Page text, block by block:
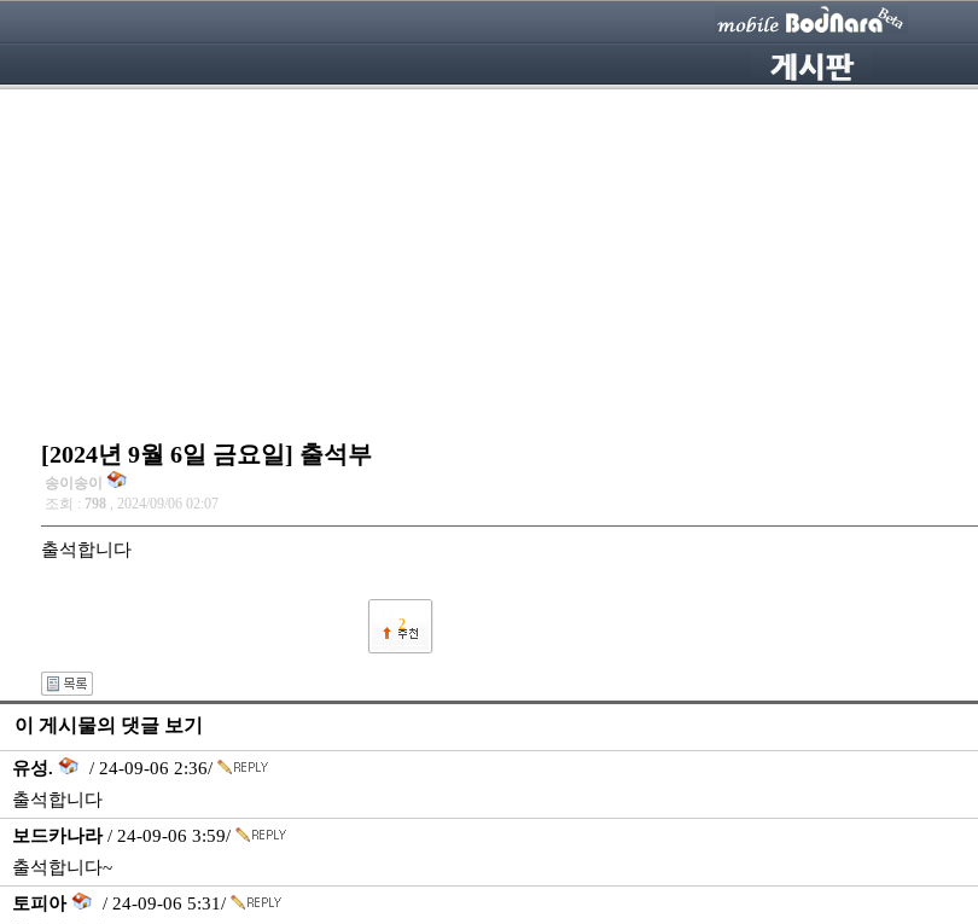
[2024년 9월 6일 금요일] 출석부
송이송이
조회 : 798 , 2024/09/06 02:07
출석합니다
2
이 게시물의 댓글 보기
유성.
/ 24-09-06 2:36/
출석합니다
보드카나라/ 24-09-06 3:59/
출석합니다~
토피아
/ 24-09-06 5:31/